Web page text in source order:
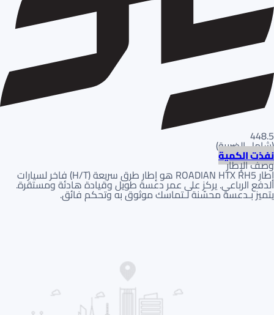
448.5
(شامل الضريبة)
نفذت الكمية
وصف الإطار
إطار ROADIAN HTX RH5 هو إطار طرق سريعة (H/T) فاخر لسيارات
الدفع الرباعي. يركز على عمر دعسة طويل وقيادة هادئة ومستقرة.
يتميز بـدعسة محسّنة لـتماسك موثوق به وتحكم فائق.